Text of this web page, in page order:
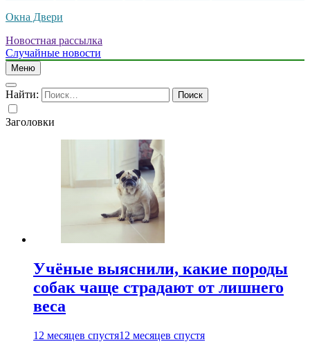
Окна Двери
Новостная рассылка
Случайные новости
Меню
Найти:
Заголовки
Учёные выяснили, какие породы
собак чаще страдают от лишнего
веса
12 месяцев спустя12 месяцев спустя